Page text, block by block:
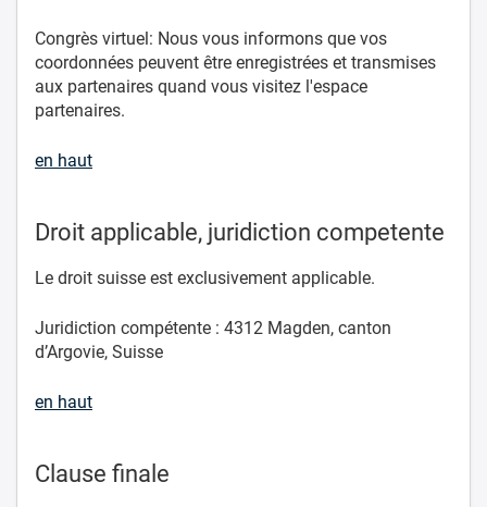
Congrès virtuel: Nous vous informons que vos
coordonnées peuvent être enregistrées et transmises
aux partenaires quand vous visitez l'espace
partenaires.
en haut
Droit applicable, juridiction competente
Le droit suisse est exclusivement applicable.
Juridiction compétente : 4312 Magden, canton
d’Argovie, Suisse
en haut
Clause finale